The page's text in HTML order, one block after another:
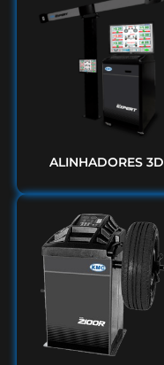
ALINHADORES 3D